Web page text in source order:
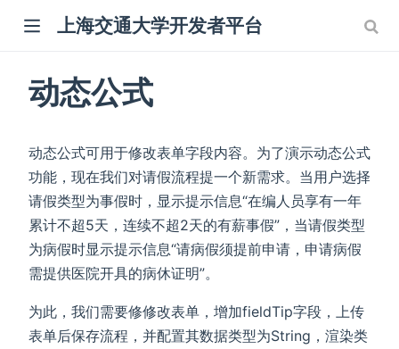
上海交通大学开发者平台
动态公式
动态公式可用于修改表单字段内容。为了演示动态公式
功能，现在我们对请假流程提一个新需求。当用户选择
请假类型为事假时，显示提示信息“在编人员享有一年
累计不超5天，连续不超2天的有薪事假”，当请假类型
为病假时显示提示信息“请病假须提前申请，申请病假
需提供医院开具的病休证明”。
为此，我们需要修修改表单，增加fieldTip字段，上传
表单后保存流程，并配置其数据类型为String，渲染类